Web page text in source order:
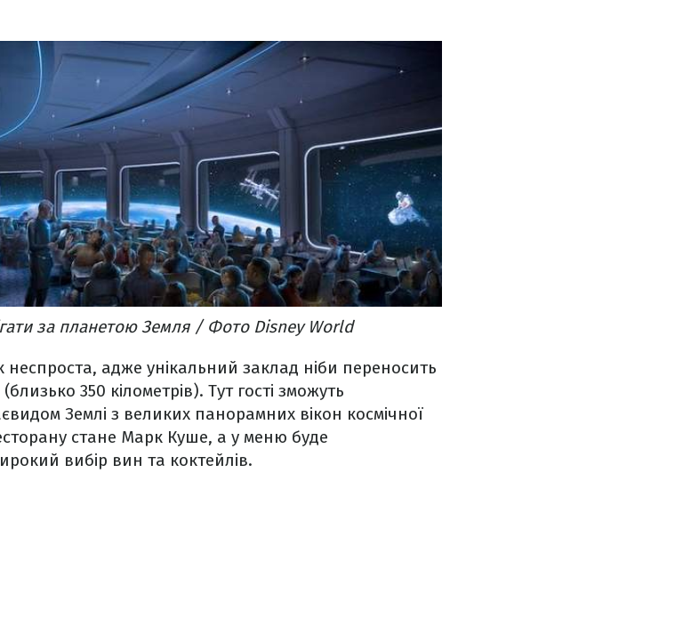
за планетою Земля / Фото Disney World
неспроста, адже унікальний заклад ніби переносить
350 кілометрів). Тут гості зможуть
Землі з великих панорамних вікон космічної
стане Марк Куше, а у меню буде
вибір вин та коктейлів.